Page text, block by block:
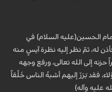
الحسين(عليه السلام) في
له، ثمّ نظر إليه نظرة آيسٍ منه
إلى الله تعالى، ورفع وجهه
فقد بَرَزَ إليهم أشبهُ الناس خَلْقاً
عليه وآله)